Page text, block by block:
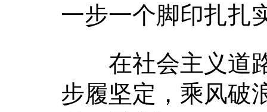
一步一个脚印扎扎
在社会主义道路
步履坚定，乘风